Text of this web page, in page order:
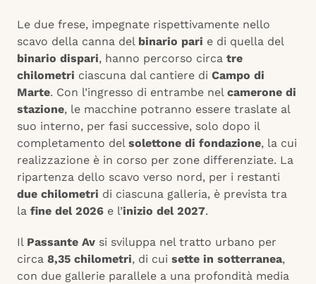
Le due frese, impegnate rispettivamente nello
scavo della canna del binario pari e di quella del
binario dispari, hanno percorso circa tre
chilometri ciascuna dal cantiere di Campo di
Marte. Con l’ingresso di entrambe nel camerone di
stazione, le macchine potranno essere traslate al
suo interno, per fasi successive, solo dopo il
completamento del solettone di fondazione, la cui
realizzazione è in corso per zone differenziate. La
ripartenza dello scavo verso nord, per i restanti
due chilometri di ciascuna galleria, è prevista tra
la fine del 2026 e l’inizio del 2027.
Il Passante Av si sviluppa nel tratto urbano per
circa 8,35 chilometri, di cui sette in sotterranea,
con due gallerie parallele a una profondità media